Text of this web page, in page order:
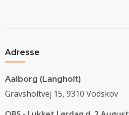
Adresse
Aalborg (Langholt)
Gravsholtvej 15, 9310 Vodskov